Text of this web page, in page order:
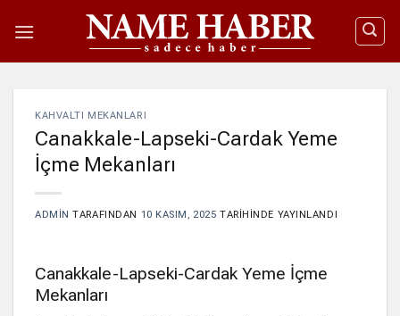
atla
KAHVALTI MEKANLARI
Canakkale-Lapseki-Cardak Yeme
İçme Mekanları
ADMIN TARAFINDAN 10 KASIM, 2025 TARIHINDE YAYINLANDI
Canakkale-Lapseki-Cardak Yeme İçme
Mekanları